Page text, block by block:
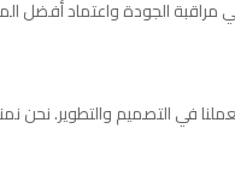
مراقبة الجودة واعتماد أفضل
لعملنا في التصميم والتطوير.